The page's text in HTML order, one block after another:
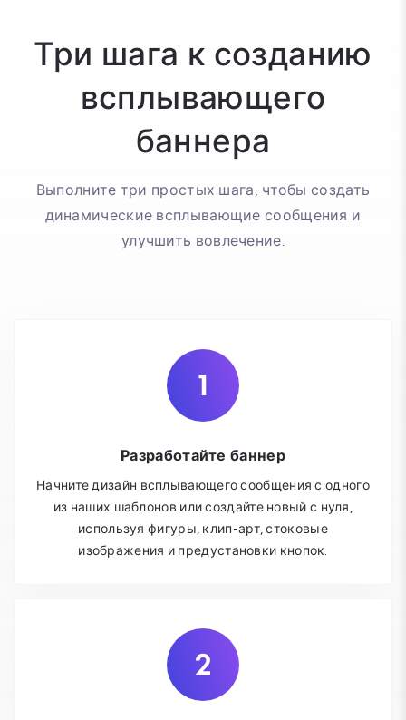
Три шага к созданию
всплывающего
баннера
Выполните три простых шага, чтобы создать
динамические всплывающие сообщения и
улучшить вовлечение.
Разработайте баннер
Начните дизайн всплывающего сообщения с одного
из наших шаблонов или создайте новый с нуля,
используя фигуры, клип-арт, стоковые
изображения и предустановки кнопок.